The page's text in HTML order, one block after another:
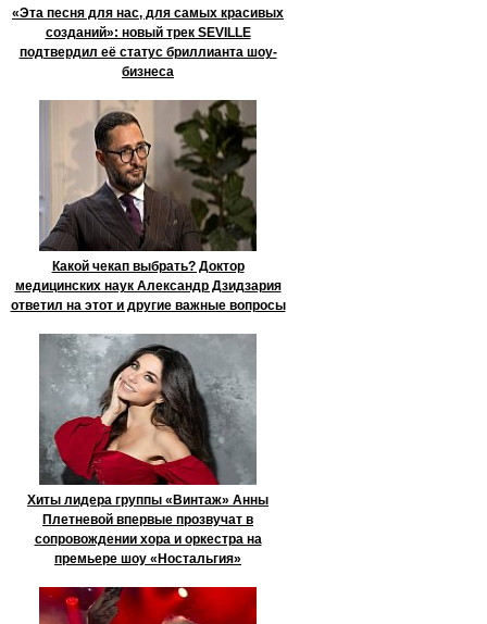
«Эта песня для нас, для самых красивых
созданий»: новый трек SEVILLE
подтвердил её статус бриллианта шоу-
бизнеса
Какой чекап выбрать? Доктор
медицинских наук Александр Дзидзария
ответил на этот и другие важные вопросы
Хиты лидера группы «Винтаж» Анны
Плетневой впервые прозвучат в
сопровождении хора и оркестра на
премьере шоу «Ностальгия»